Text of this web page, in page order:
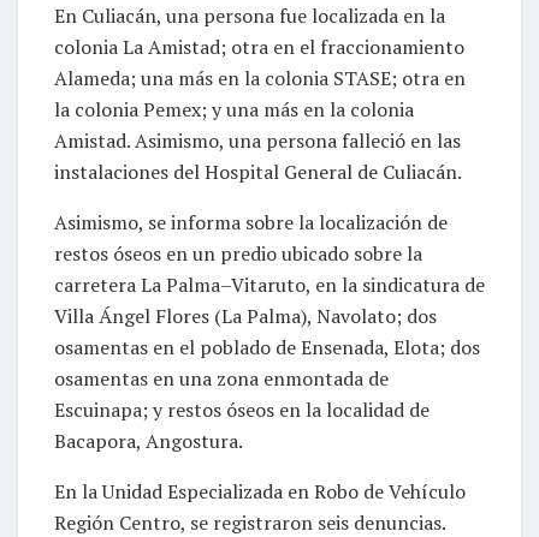
En Culiacán, una persona fue localizada en la
colonia La Amistad; otra en el fraccionamiento
Alameda; una más en la colonia STASE; otra en
la colonia Pemex; y una más en la colonia
Amistad. Asimismo, una persona falleció en las
instalaciones del Hospital General de Culiacán.
Asimismo, se informa sobre la localización de
restos óseos en un predio ubicado sobre la
carretera La Palma–Vitaruto, en la sindicatura de
Villa Ángel Flores (La Palma), Navolato; dos
osamentas en el poblado de Ensenada, Elota; dos
osamentas en una zona enmontada de
Escuinapa; y restos óseos en la localidad de
Bacapora, Angostura.
En la Unidad Especializada en Robo de Vehículo
Región Centro, se registraron seis denuncias.